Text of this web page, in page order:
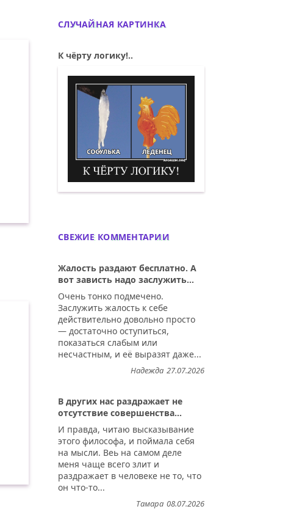
СЛУЧАЙНАЯ КАРТИНКА
К чёрту логику!..
К чёрту логику! (Сосулька и леденец)
СВЕЖИЕ КОММЕНТАРИИ
Жалость раздают бесплатно. А
вот зависть надо заслужить...
Очень тонко подмечено.
Заслужить жалость к себе
действительно довольно просто
— достаточно оступиться,
показаться слабым или
несчастным, и её выразят даже...
27.07.2026
Надежда
В других нас раздражает не
отсутствие совершенства...
И правда, читаю высказывание
этого философа, и поймала себя
на мысли. Веь на самом деле
меня чаще всего злит и
раздражает в человеке не то, что
он что-то...
08.07.2026
Тамара